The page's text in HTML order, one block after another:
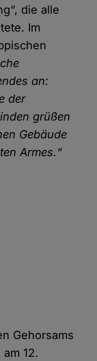
die alle
Im
an:
der
grüßen
Gebäude
Armes.“
Gehorsams
12.